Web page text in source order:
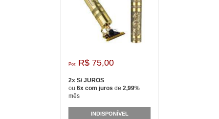
Por: R$ 75,00
2x S/ JUROS
ou 6x com juros de 2,99%
mês
INDISPONÍVEL